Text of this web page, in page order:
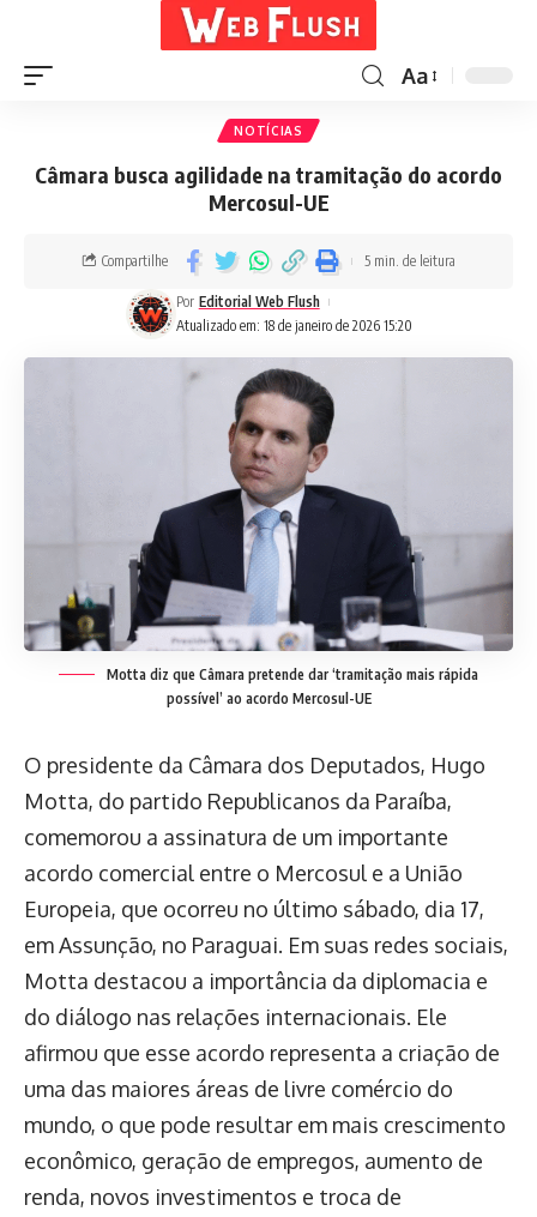
Aa
NOTÍCIAS
Câmara busca agilidade na tramitação do acordo
Mercosul-UE
Atualizado em: 18 de janeiro de 2026 15:20
Por Editorial Web Flush
Compartilhe 5 min. de leitura
Motta diz que Câmara pretende dar ‘tramitação mais rápida
possível’ ao acordo Mercosul-UE
O presidente da Câmara dos Deputados, Hugo
Motta, do partido Republicanos da Paraíba,
comemorou a assinatura de um importante
acordo comercial entre o Mercosul e a União
Europeia, que ocorreu no último sábado, dia 17,
em Assunção, no Paraguai. Em suas redes sociais,
Motta destacou a importância da diplomacia e
do diálogo nas relações internacionais. Ele
afirmou que esse acordo representa a criação de
uma das maiores áreas de livre comércio do
mundo, o que pode resultar em mais crescimento
econômico, geração de empregos, aumento de
renda, novos investimentos e troca de